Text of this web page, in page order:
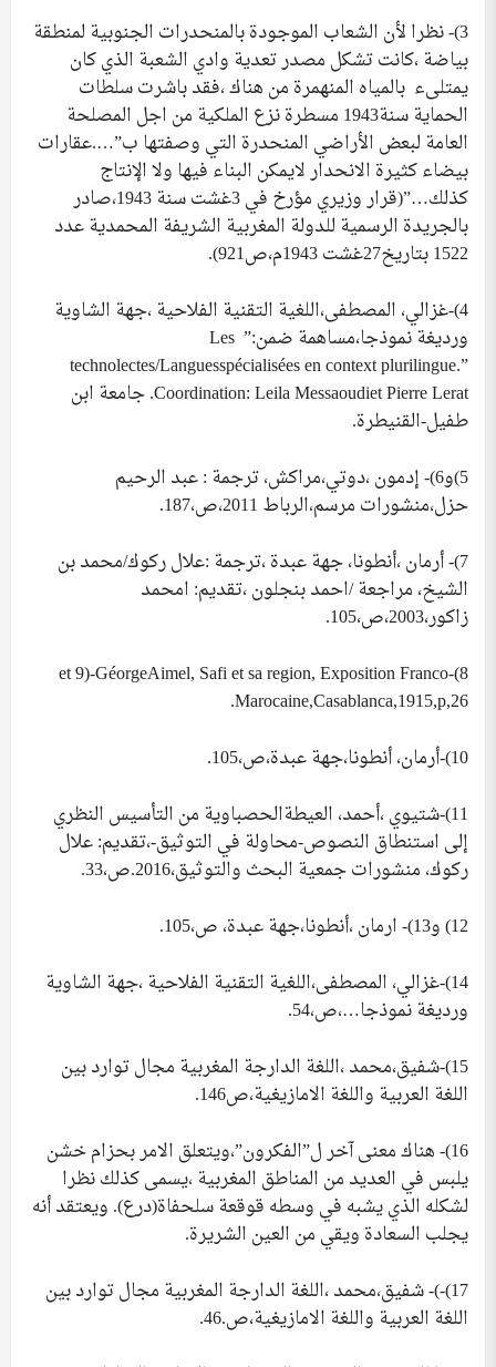
3)- نظرا لأن الشعاب الموجودة بالمنحدرات الجنوبية لمنطقة
بياضة ،كانت تشكل مصدر تعدية وادي الشعبة الذي كان
يمتلىء بالمياه المنهمرة من هناك ،فقد باشرت سلطات
الحماية سنة1943 مسطرة نزع الملكية من اجل المصلحة
العامة لبعض الأراضي المنحدرة التي وصفتها ب”….عقارات
بيضاء كثيرة الانحدار لايمكن البناء فيها ولا الإنتاج
كذلك…”(قرار وزيري مؤرخ في 3غشت سنة 1943،صادر
بالجريدة الرسمية للدولة المغربية الشريفة المحمدية عدد
1522 بتاريخ27غشت 1943م،ص921).
4)-غزالي، المصطفى،اللغية التقنية الفلاحية ،جهة الشاوية
ورديغة نموذجا،مساهمة ضمن:” Les
technolectes/Languesspécialisées en context plurilingue.”
Coordination: Leila Messaoudiet Pierre Lerat. جامعة ابن
طفيل-القنيطرة.
5)و6)- إدمون ،دوتي،مراكش، ترجمة : عبد الرحيم
حزل،منشورات مرسم،الرباط 2011،ص،187.
7)- أرمان ،أنطونا، جهة عبدة ،ترجمة :علال ركوك/محمد بن
الشيخ، مراجعة /احمد بنجلون ،تقديم: امحمد
زاكور،2003،ص،105.
8)et 9)-GéorgeAimel, Safi et sa region, Exposition Franco-
Marocaine,Casablanca,1915,p,26.
10)-أرمان، أنطونا،جهة عبدة،ص،105.
11)-شتيوي ،أحمد، العيطةالحصباوية من التأسيس النظري
إلى استنطاق النصوص-محاولة في التوثيق-،تقديم: علال
ركوك، منشورات جمعية البحث والتوثيق،2016.ص،33.
12) و13)- ارمان ،أنطونا،جهة عبدة، ص،105.
14)-غزالي، المصطفى،اللغية التقنية الفلاحية ،جهة الشاوية
ورديغة نموذجا…،ص،54.
15)-شفيق،محمد ،اللغة الدارجة المغربية مجال توارد بين
اللغة العربية واللغة الامازيغية،ص146.
16)- هناك معنى آخر ل”الفكرون”،ويتعلق الامر بحزام خشن
يلبس في العديد من المناطق المغربية ،يسمى كذلك نظرا
لشكله الذي يشبه في وسطه قوقعة سلحفاة(درع). ويعتقد أنه
يجلب السعادة ويقي من العين الشريرة.
17)-)- شفيق،محمد ،اللغة الدارجة المغربية مجال توارد بين
اللغة العربية واللغة الامازيغية،ص.46.